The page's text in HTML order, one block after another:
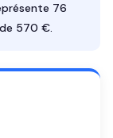
76
570 €.